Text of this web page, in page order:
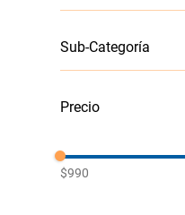
Limpiadores Y
Sub-Categoría
Utensilios de Aseo
Lavalozas y
$990